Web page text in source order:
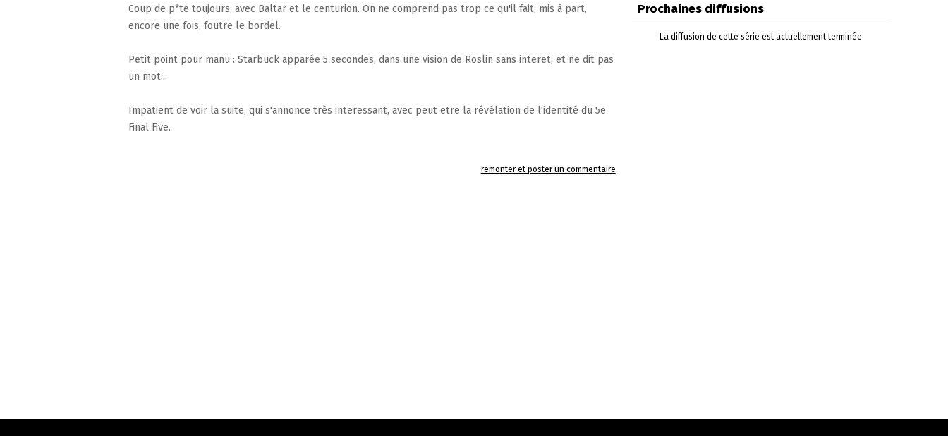
Coup de p*te toujours, avec Baltar et le centurion. On ne comprend pas trop ce qu'il fait, mis à part,
encore une fois, foutre le bordel.
Petit point pour manu : Starbuck apparée 5 secondes, dans une vision de Roslin sans interet, et ne dit pas
un mot...
Impatient de voir la suite, qui s'annonce très interessant, avec peut etre la révélation de l'identité du 5e
Final Five.
remonter et poster un commentaire
Prochaines diffusions
La diffusion de cette série est actuellement terminée